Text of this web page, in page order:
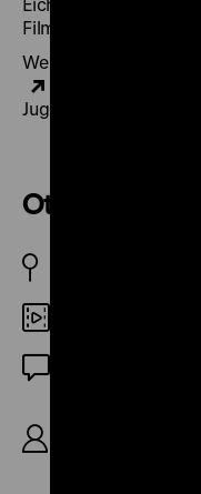
Filmtheorie
Weitere Notizen von
Jugend ohne Film
Otoshi-ana